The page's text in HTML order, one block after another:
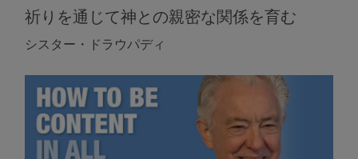
祈りを通じて神との親密な関係を育む
シスター・ドラウパディ